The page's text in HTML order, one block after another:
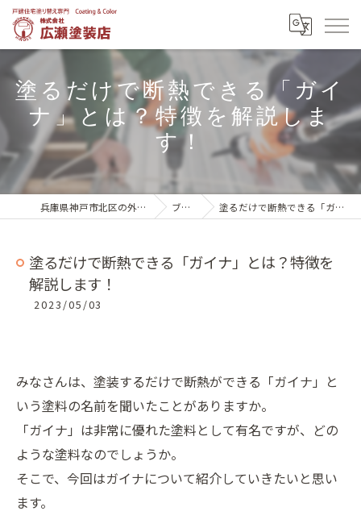
塗るだけで断熱できる「ガイ
ナ」とは？特徴を解説しま
す！
兵庫県神戸市北区の外壁塗装は株式会社広瀬塗装店 ブログ一覧 塗るだけで断熱できる「ガイナ」とは？特徴を解説します！
塗るだけで断熱できる「ガイナ」とは？特徴を
解説します！
2023/05/03
みなさんは、塗装するだけで断熱ができる「ガイナ」と
いう塗料の名前を聞いたことがありますか。
「ガイナ」は非常に優れた塗料として有名ですが、どの
ような塗料なのでしょうか。
そこで、今回はガイナについて紹介していきたいと思い
ます。